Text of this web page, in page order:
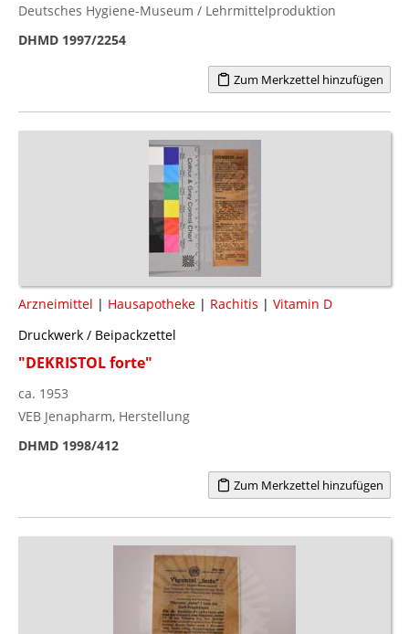
Deutsches Hygiene-Museum / Lehrmittelproduktion
DHMD 1997/2254
Zum Merkzettel hinzufügen
Arzneimittel | Hausapotheke | Rachitis | Vitamin D
Druckwerk / Beipackzettel
"DEKRISTOL forte"
ca. 1953
VEB Jenapharm, Herstellung
DHMD 1998/412
Zum Merkzettel hinzufügen